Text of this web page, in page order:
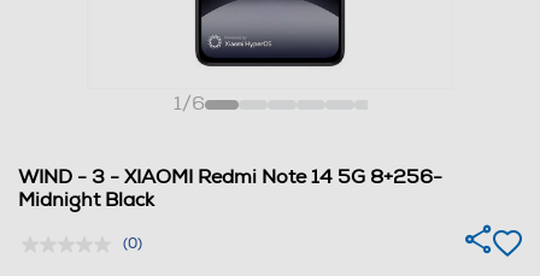
1/6
WIND - 3 - XIAOMI Redmi Note 14 5G 8+256-
Midnight Black
(0)